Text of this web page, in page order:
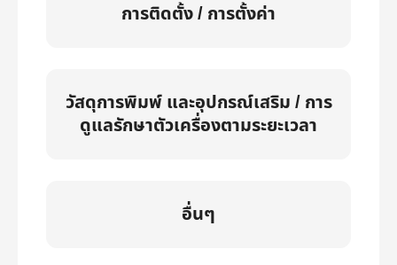
การติดตั้ง / การตั้งค่า
วัสดุการพิมพ์ และอุปกรณ์เสริม / การ
ดูแลรักษาตัวเครื่องตามระยะเวลา
อื่นๆ